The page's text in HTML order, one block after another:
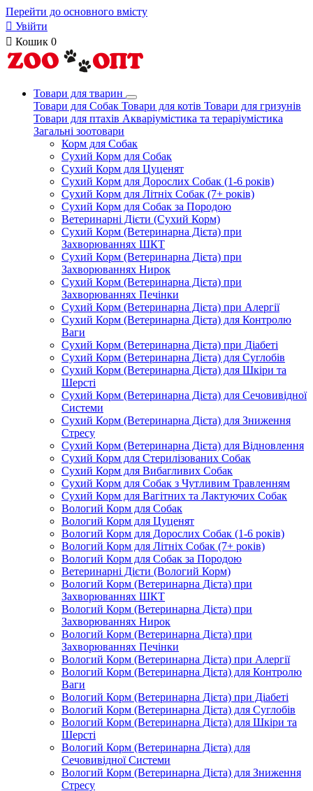
Перейти до основного вмісту
 Увійти
 Кошик 0
Товари для тварин
Товари для Собак Товари для котів Товари для гризунів
Товари для птахів Акваріумістика та тераріумістика
Загальні зоотовари
Корм для Собак
Сухий Корм для Собак
Сухий Корм для Цуценят
Сухий Корм для Дорослих Собак (1-6 років)
Сухий Корм для Літніх Собак (7+ років)
Сухий Корм для Собак за Породою
Ветеринарні Дієти (Сухий Корм)
Сухий Корм (Ветеринарна Дієта) при
Захворюваннях ШКТ
Сухий Корм (Ветеринарна Дієта) при
Захворюваннях Нирок
Сухий Корм (Ветеринарна Дієта) при
Захворюваннях Печінки
Сухий Корм (Ветеринарна Дієта) при Алергії
Сухий Корм (Ветеринарна Дієта) для Контролю
Ваги
Сухий Корм (Ветеринарна Дієта) при Діабеті
Сухий Корм (Ветеринарна Дієта) для Суглобів
Сухий Корм (Ветеринарна Дієта) для Шкіри та
Шерсті
Сухий Корм (Ветеринарна Дієта) для Сечовивідної
Системи
Сухий Корм (Ветеринарна Дієта) для Зниження
Стресу
Сухий Корм (Ветеринарна Дієта) для Відновлення
Сухий Корм для Стерилізованих Собак
Сухий Корм для Вибагливих Собак
Сухий Корм для Собак з Чутливим Травленням
Сухий Корм для Вагітних та Лактуючих Собак
Вологий Корм для Собак
Вологий Корм для Цуценят
Вологий Корм для Дорослих Собак (1-6 років)
Вологий Корм для Літніх Собак (7+ років)
Вологий Корм для Собак за Породою
Ветеринарні Дієти (Вологий Корм)
Вологий Корм (Ветеринарна Дієта) при
Захворюваннях ШКТ
Вологий Корм (Ветеринарна Дієта) при
Захворюваннях Нирок
Вологий Корм (Ветеринарна Дієта) при
Захворюваннях Печінки
Вологий Корм (Ветеринарна Дієта) при Алергії
Вологий Корм (Ветеринарна Дієта) для Контролю
Ваги
Вологий Корм (Ветеринарна Дієта) при Діабеті
Вологий Корм (Ветеринарна Дієта) для Суглобів
Вологий Корм (Ветеринарна Дієта) для Шкіри та
Шерсті
Вологий Корм (Ветеринарна Дієта) для
Сечовивідної Системи
Вологий Корм (Ветеринарна Дієта) для Зниження
Стресу